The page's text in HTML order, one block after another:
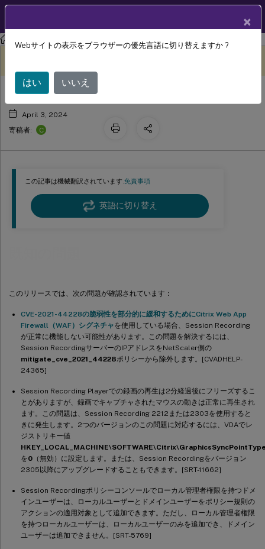
Session Recording Session Recording 2212
この記事は機械翻訳されています.免責事項
英語に切り替え
このリリースでは、次の問題が確認されています：
CVE-2021-44228の脆弱性を部分的に緩和するためにCitrix Web App
Firewall（WAF）シグネチャを使用している場合、Session Recording
が正常に機能しない可能性があります。この問題を解決するには、
Session RecordingサーバーのIPアドレスをNetScaler側の
mitigate_cve_2021_44228ポリシーから除外します。[CVADHELP-
24365]
Session Recording Playerでの録画の再生は2分経過後にフリーズするこ
とがありますが、録画でキャプチャされたマウスの動きは正常に再生され
ます。この問題は、Session Recording 2212または2303を使用すると
きに発生します。2つのバージョンのこの問題に対応するには、VDAでレ
ジストリキー値
を0 （無効）に設定します。または、Session Recordingをバージョン
2305以降にアップグレードすることもできます。[SRT-11662]
Session Recordingポリシーコンソールでローカル管理者権限を持つドメ
インユーザーは、ローカルユーザーとドメインユーザーをポリシー規則の
アクションの適用対象として追加できます。ただし、ローカル管理者権限
を持つローカルユーザーは、ローカルユーザーのみを追加でき、ドメイン
ユーザーは追加できません。[SRT-5769]
既知の問題
April 3, 2024
寄稿者:
C
×
Webサイトの表示をブラウザーの優先言語に切り替えますか ?
はい いいえ